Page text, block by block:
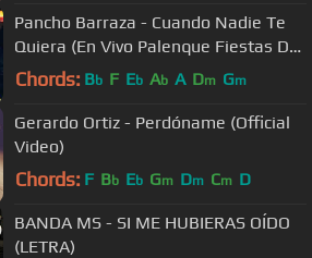
Pancho Barraza - Cuando Nadie Te
Quiera (En Vivo Palenque Fiestas De
Octubre 2017)
Chords: Bb F Eb Ab A Dm Gm
Gerardo Ortiz - Perdóname (Official
Video)
Chords: F Bb Eb Gm Dm Cm D
BANDA MS - SI ME HUBIERAS OÍDO
(LETRA)